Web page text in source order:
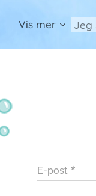
Vis mer
E-post